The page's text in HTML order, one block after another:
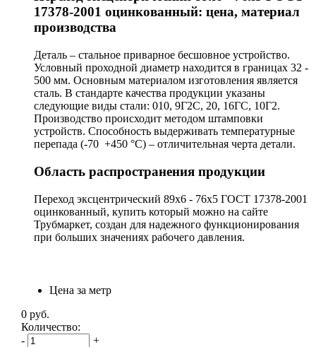
17378-2001 оцинкованный: цена, материал
производства
Деталь – стальное приварное бесшовное устройство.
Условный проходной диаметр находится в границах 32 -
500 мм. Основным материалом изготовления является
сталь. В стандарте качества продукции указаны
следующие виды стали: 010, 9Г2С, 20, 16ГС, 10Г2.
Производство происходит методом штамповки
устройств. Способность выдерживать температурные
перепада (-70 +450 °С) – отличительная черта детали.
Область распространения продукции
Переход эксцентрический 89х6 - 76х5 ГОСТ 17378-2001
оцинкованный, купить который можно на сайте
Трубмаркет, создан для надежного функционирования
при больших значениях рабочего давления.
Цена за метр
0 руб.
Количество:
-
+